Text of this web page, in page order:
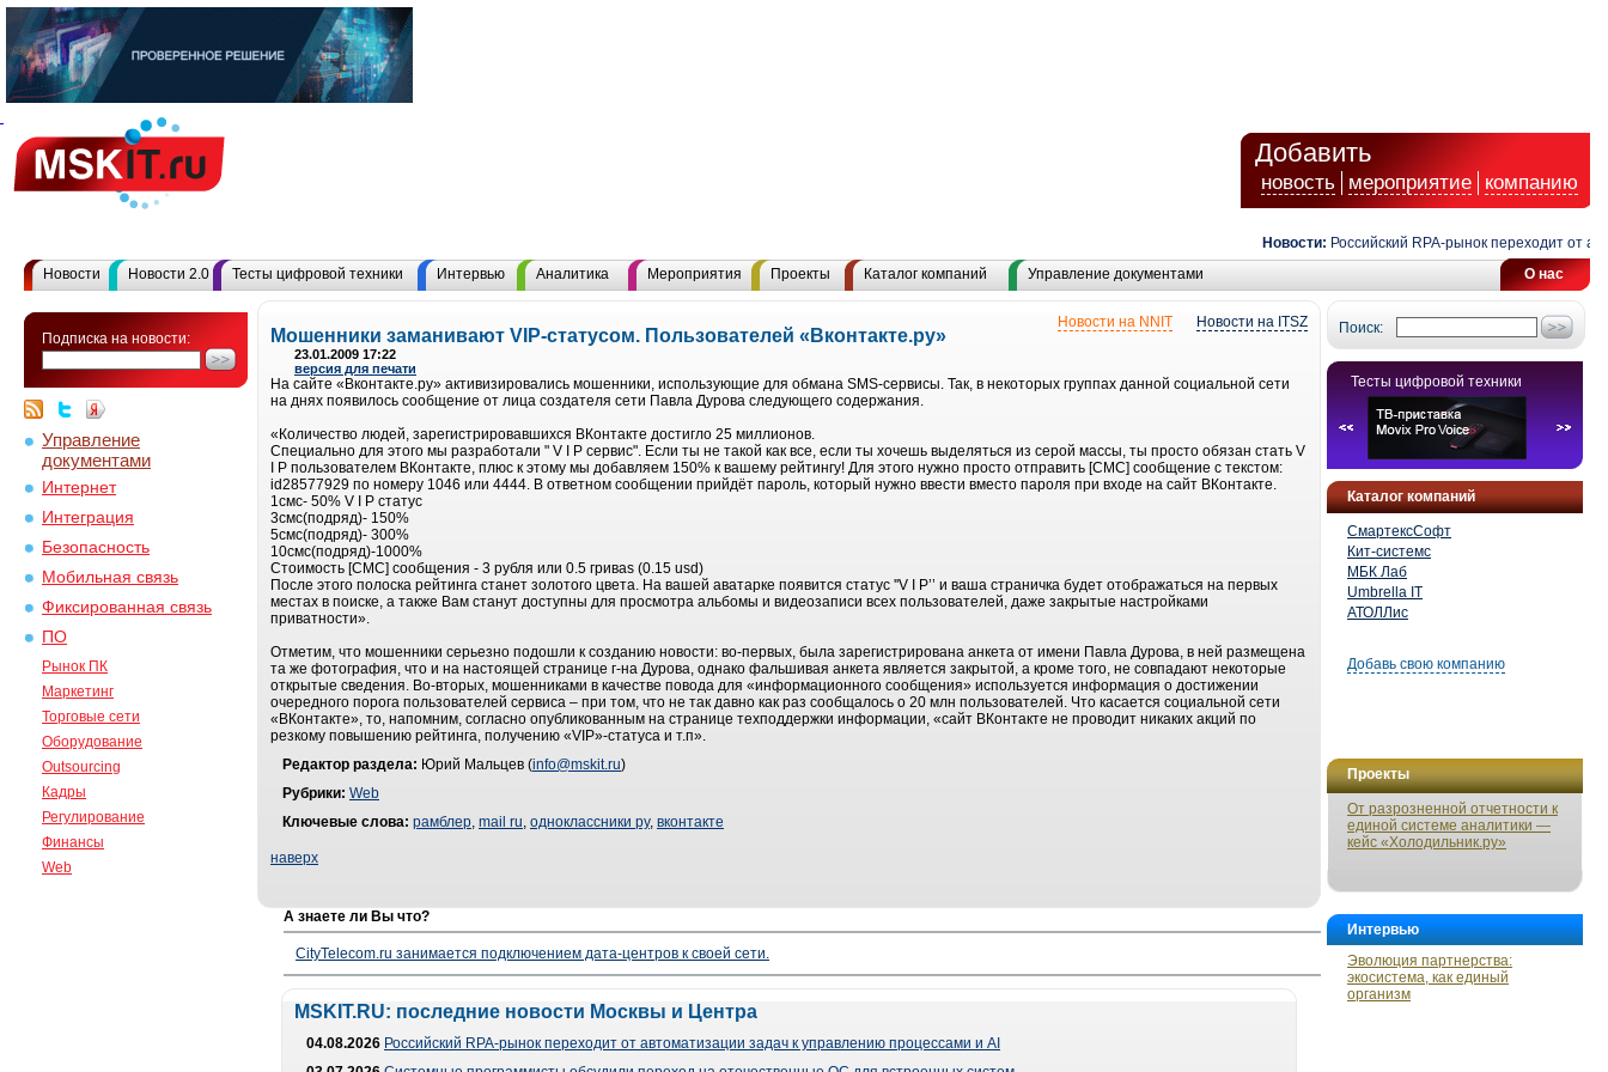
Добавить
новость мероприятие компанию
Новости: Российский RPA-рынок переходит от
О нас
Новости Новости 2.0 Тесты цифровой техники Интервью Аналитика Мероприятия Проекты Каталог компаний Управление документами
Подписка на новости:
Управление
документами
Интернет
Интеграция
Безопасность
Мобильная связь
Фиксированная связь
ПО
Рынок ПК
Маркетинг
Торговые сети
Оборудование
Outsourcing
Кадры
Регулирование
Финансы
Web
Поиск:
Тесты цифровой техники
Каталог компаний
СмартексСофт
Кит-системс
МБК Лаб
Umbrella IT
АТОЛЛис
Добавь свою компанию
Проекты
От разрозненной отчетности к
единой системе аналитики —
кейс «Холодильник.ру»
Интервью
Эволюция партнерства:
экосистема, как единый
организм
Новости на ITSZ
Новости на NNIT
Мошенники заманивают VIP-статусом. Пользователей «Вконтакте.ру»
23.01.2009 17:22
версия для печати
На сайте «Вконтакте.ру» активизировались мошенники, использующие для обмана SMS-сервисы. Так, в некоторых группах данной социальной сети
на днях появилось сообщение от лица создателя сети Павла Дурова следующего содержания.
«Количество людей, зарегистрировавшихся ВКонтакте достигло 25 миллионов.
Специально для этого мы разработали " V I P сервис". Если ты не такой как все, если ты хочешь выделяться из серой массы, ты просто обязан стать V
I P пользователем ВКонтакте, плюс к этому мы добавляем 150% к вашему рейтингу! Для этого нужно просто отправить [СМС] сообщение с текстом:
id28577929 по номеру 1046 или 4444. В ответном сообщении прийдёт пароль, который нужно ввести вместо пароля при входе на сайт ВКонтакте.
1смс- 50% V I P статус
3смс(подряд)- 150%
5смс(подряд)- 300%
10смс(подряд)-1000%
Стоимость [СМС] сообщения - 3 рубля или 0.5 гриваs (0.15 usd)
После этого полоска рейтинга станет золотого цвета. На вашей аватарке появится статус ''V I P’’ и ваша страничка будет отображаться на первых
местах в поиске, а также Вам станут доступны для просмотра альбомы и видеозаписи всех пользователей, даже закрытые настройками
приватности».
Отметим, что мошенники серьезно подошли к созданию новости: во-первых, была зарегистрирована анкета от имени Павла Дурова, в ней размещена
та же фотография, что и на настоящей странице г-на Дурова, однако фальшивая анкета является закрытой, а кроме того, не совпадают некоторые
открытые сведения. Во-вторых, мошенниками в качестве повода для «информационного сообщения» используется информация о достижении
очередного порога пользователей сервиса – при том, что не так давно как раз сообщалось о 20 млн пользователей. Что касается социальной сети
«ВКонтакте», то, напомним, согласно опубликованным на странице техподдержки информации, «сайт ВКонтакте не проводит никаких акций по
резкому повышению рейтинга, получению «VIP»-статуса и т.п».
Редактор раздела: Юрий Мальцев (info@mskit.ru)
Рубрики: Web
Ключевые слова: рамблер, mail ru, одноклассники ру, вконтакте
наверх
А знаете ли Вы что?
CityTelecom.ru занимается подключением дата-центров к своей сети.
MSKIT.RU: последние новости Москвы и Центра
04.08.2026 Российский RPA-рынок переходит от автоматизации задач к управлению процессами и AI